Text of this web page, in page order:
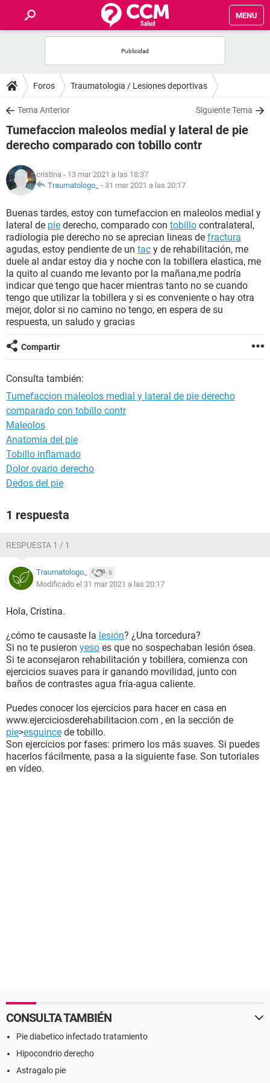
MENU
FOROS
SALUD
FAMILIA
NUTRICIÓN
SEXUALIDAD
GLOSARIO
Foros Traumatologia / Lesiones deportivas
Tema Anterior Siguiente Tema
Tumefaccion maleolos medial y lateral de pie
derecho comparado con tobillo contr
cristina - 13 mar 2021 a las 18:37
Traumatologo_ - 31 mar 2021 a las 20:17
Buenas tardes, estoy con tumefaccion en maleolos medial y
lateral de pie derecho, comparado con tobillo contralateral,
radiologia pie derecho no se aprecian lineas de fractura
agudas, estoy pendiente de un tac y de rehabilitación, me
duele al andar estoy dia y noche con la tobillera elastica, me
la quito al cuando me levanto por la mañana,me podría
indicar que tengo que hacer mientras tanto no se cuando
tengo que utilizar la tobillera y si es conveniente o hay otra
mejor, dolor si no camino no tengo, en espera de su
respuesta, un saludo y gracias
Compartir
Consulta también:
Tumefaccion maleolos medial y lateral de pie derecho
comparado con tobillo contr
Maleolos
Anatomia del pie
Tobillo inflamado
Dolor ovario derecho
Dedos del pie
1 respuesta
RESPUESTA 1 / 1
Traumatologo_ 6
Modificado el 31 mar 2021 a las 20:17
Hola, Cristina.
¿cómo te causaste la lesión? ¿Una torcedura?
Si no te pusieron yeso es que no sospechaban lesión ósea.
Si te aconsejaron rehabilitación y tobillera, comienza con
ejercicios suaves para ir ganando movilidad, junto con
baños de contrastes agua fría-agua caliente.
Puedes conocer los ejercicios para hacer en casa en
www.ejerciciosderehabilitacion.com , en la sección de
pie>esguince de tobillo.
Son ejercicios por fases: primero los más suaves. Si puedes
hacerlos fácilmente, pasa a la siguiente fase. Son tutoriales
en vídeo.
CONSULTA TAMBIÉN
Pie diabetico infectado tratamiento
Hipocondrio derecho
Astragalo pie